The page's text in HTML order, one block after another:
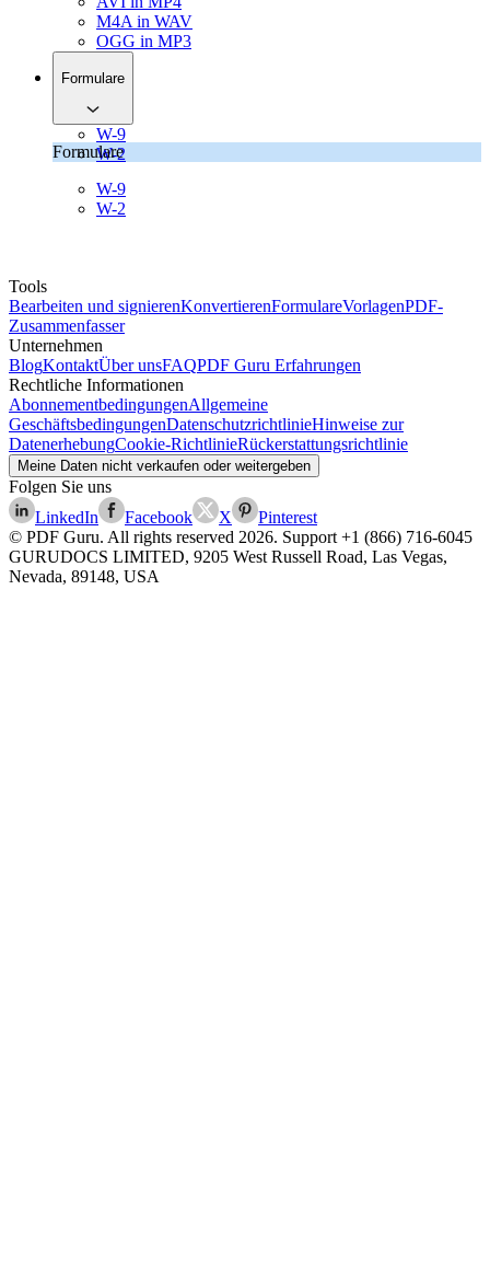
M4A in WAV
OGG in MP3
Formulare
W-9
W-2
Formulare
W-9
W-2
Tools
Bearbeiten und signierenKonvertierenFormulareVorlagenPDF-
Zusammenfasser
Unternehmen
BlogKontaktÜber unsFAQPDF Guru Erfahrungen
Rechtliche Informationen
AbonnementbedingungenAllgemeine
GeschäftsbedingungenDatenschutzrichtlinieHinweise zur
DatenerhebungCookie-RichtlinieRückerstattungsrichtlinie
Meine Daten nicht verkaufen oder weitergeben
Folgen Sie uns
LinkedIn
Facebook X
Pinterest
© PDF Guru. All rights reserved 2026. Support +1 (866) 716-6045
GURUDOCS LIMITED, 9205 West Russell Road, Las Vegas,
Nevada, 89148, USA